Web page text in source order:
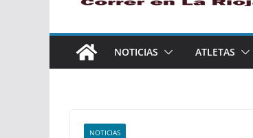
NOTICIAS ATLETAS
NOTICIAS